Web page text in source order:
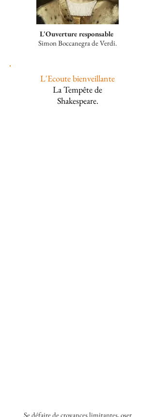
L'Ouverture responsable
Simon Boccanegra de Verdi.
L'Ecoute bienveillante
La Tempête de
Shakespeare.
Se défaire de croyances limitantes, oser